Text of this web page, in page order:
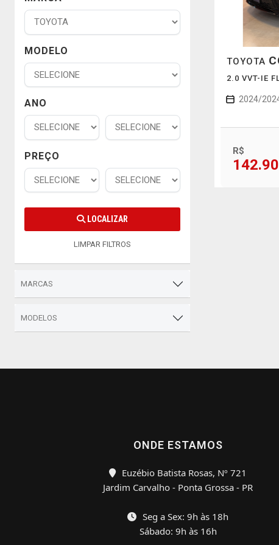
MODELO
ANO
PREÇO
LOCALIZAR
LIMPAR FILTROS
MARCAS
MODELOS
TOYOTA
2.0 VVT-IE
2024/
R$
ONDE ESTAMOS
Euzébio Batista Rosas, Nº 721
Jardim Carvalho - Ponta Grossa - PR
Seg a Sex: 9h às 18h
Sábado: 9h às 16h